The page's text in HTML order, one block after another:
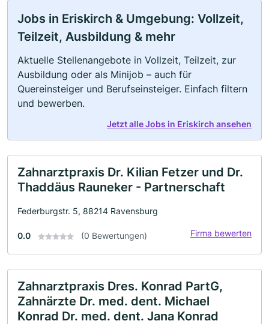
Jobs in Eriskirch & Umgebung: Vollzeit,
Teilzeit, Ausbildung & mehr
Aktuelle Stellenangebote in Vollzeit, Teilzeit, zur
Ausbildung oder als Minijob – auch für
Quereinsteiger und Berufseinsteiger. Einfach filtern
und bewerben.
Jetzt alle Jobs in Eriskirch ansehen
Zahnarztpraxis Dr. Kilian Fetzer und Dr.
Thaddäus Rauneker - Partnerschaft
Federburgstr. 5, 88214 Ravensburg
0.0 (0 Bewertungen) Firma bewerten
Zahnarztpraxis Dres. Konrad PartG,
Zahnärzte Dr. med. dent. Michael
Konrad Dr. med. dent. Jana Konrad